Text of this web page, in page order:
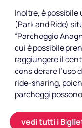
Inoltre, è possibile
(Park and Ride)
“Parcheggio
cui è possibile
raggiungere il
considerare l’uso
ride-sharing,
parcheggi
vedi tutti i